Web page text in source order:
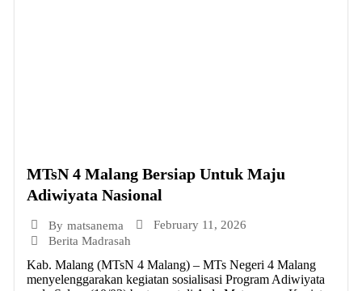
MTsN 4 Malang Bersiap Untuk Maju
Adiwiyata Nasional
By matsanema
February 11, 2026
Berita Madrasah
Kab. Malang (MTsN 4 Malang) – MTs Negeri 4 Malang
menyelenggarakan kegiatan sosialisasi Program Adiwiyata